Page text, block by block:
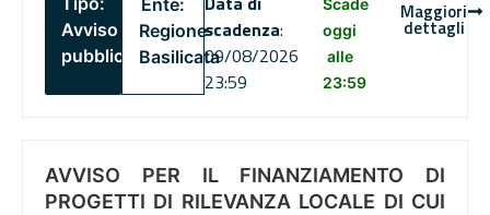
Avviso
pubblico
Ente:
Regione
Basilicata
scadenza:
09/08/2026
23:59
Scade
oggi
alle
23:59
Maggiori
dettagli
AVVISO PER IL FINANZIAMENTO DI
PROGETTI DI RILEVANZA LOCALE DI CUI